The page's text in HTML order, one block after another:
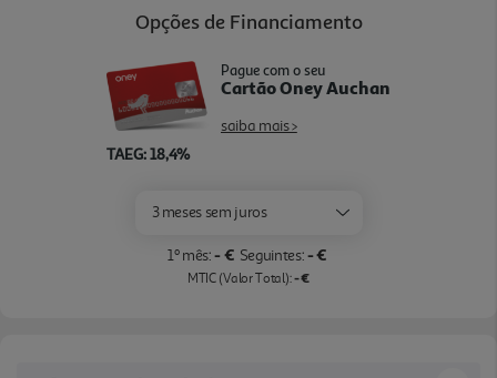
Opções de Financiamento
TAEG: 18,4%
Pague com o seu
Cartão Oney Auchan
saiba mais >
3 meses sem juros
1º mês:- € Seguintes:- €
MTIC (Valor Total):- €